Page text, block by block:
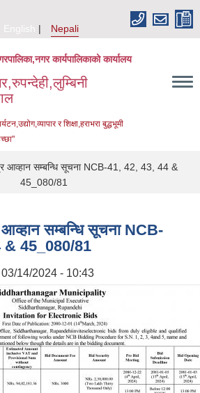
English
Nepali
कार्यपालिकाको कार्यालय
र शिक्षा,हराभरा बुद्धभूमी
आव्हान सम्बन्धि सूचना NCB-41, 42, 43, 44 &
45_080/81
आव्हान सम्बन्धि सूचना NCB-
& 45_080/81
14/2024 - 10:43